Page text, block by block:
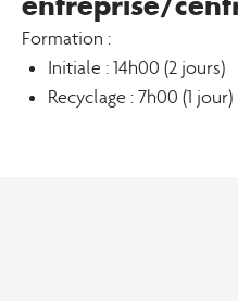
Formation :
Initiale : 14h00 (2 jours)
Recyclage : 7h00 (1 jour)